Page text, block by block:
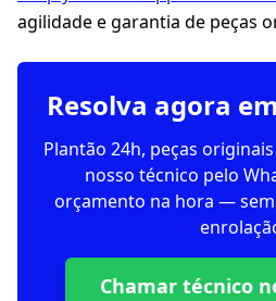
agilidade e garantia de peças
Resolva agora
Plantão 24h, peças
nosso técnico pelo
orçamento na hora —
Chamar técnico